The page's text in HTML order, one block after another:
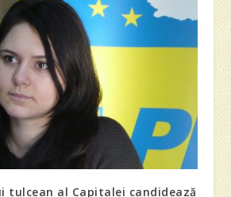
tulcean al Capitalei candidează